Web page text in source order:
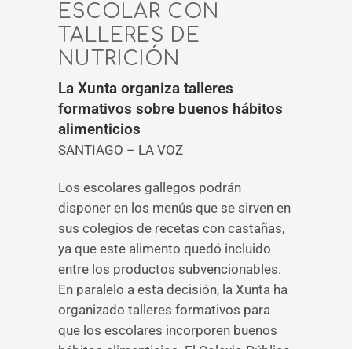
ESCOLAR CON
TALLERES DE
NUTRICIÓN
La Xunta organiza talleres
formativos sobre buenos hábitos
alimenticios
SANTIAGO – LA VOZ
Los escolares gallegos podrán
disponer en los menús que se sirven en
sus colegios de recetas con castañas,
ya que este alimento quedó incluido
entre los productos subvencionables.
En paralelo a esta decisión, la Xunta ha
organizado talleres formativos para
que los escolares incorporen buenos